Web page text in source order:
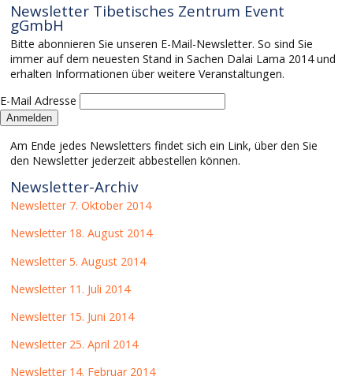
Newsletter Tibetisches Zentrum Event
gGmbH
Bitte abonnieren Sie unseren E-Mail-Newsletter. So sind Sie
immer auf dem neuesten Stand in Sachen Dalai Lama 2014 und
erhalten Informationen über weitere Veranstaltungen.
E-Mail Adresse
Am Ende jedes Newsletters findet sich ein Link, über den Sie
den Newsletter jederzeit abbestellen können.
Newsletter-Archiv
Newsletter 7. Oktober 2014
Newsletter 18. August 2014
Newsletter 5. August 2014
Newsletter 11. Juli 2014
Newsletter 15. Juni 2014
Newsletter 25. April 2014
Newsletter 14. Februar 2014